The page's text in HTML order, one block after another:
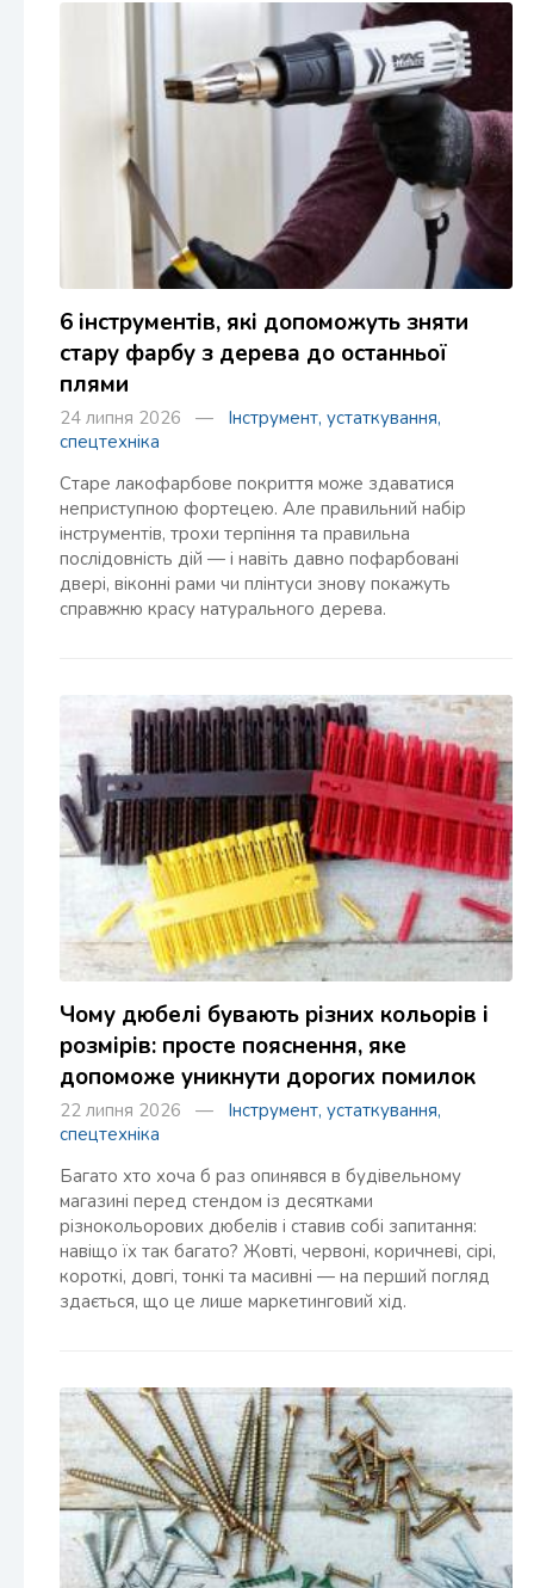
6 інструментів, які допоможуть зняти
стару фарбу з дерева до останньої
плями
24 липня 2026 — Інструмент, устаткування,
спецтехніка
Старе лакофарбове покриття може здаватися
неприступною фортецею. Але правильний набір
інструментів, трохи терпіння та правильна
послідовність дій — і навіть давно пофарбовані
двері, віконні рами чи плінтуси знову покажуть
справжню красу натурального дерева.
Чому дюбелі бувають різних кольорів і
розмірів: просте пояснення, яке
допоможе уникнути дорогих помилок
22 липня 2026 — Інструмент, устаткування,
спецтехніка
Багато хто хоча б раз опинявся в будівельному
магазині перед стендом із десятками
різнокольорових дюбелів і ставив собі запитання:
навіщо їх так багато? Жовті, червоні, коричневі, сірі,
короткі, довгі, тонкі та масивні — на перший погляд
здається, що це лише маркетинговий хід.